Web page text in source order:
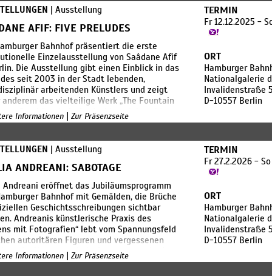
Maulbeerbaum, nach dem
Entwurf von Ela Pour. Er vereint Zer
– So | 10:30 – 18:30 Uhr
9 Euro / 0 Euro (ermäßigt)
| Ausstellung
AFIF: FIVE PRELUDES
Bahnhof präsentiert die erste
Einzelausstellung von Saâdane Afif
Die Ausstellung gibt einen Einblick in das
seit 2003 in der Stadt lebenden,
arbeitenden Künstlers und zeigt
das vielteilige Werk „The Fountain
Das künstlerische Archivprojekt, widmet
der prominentesten Kapitel der
Readymade „Fountain“ von Marcel
aus dem Jahr 1917. Afifs
kam 2023 als großzügige
zeigt es mit weiteren Werken, die
und mit feinem Humor die Institution
und das Prinzip der
hinterfragen.
Afifs Installationen, Objekte, Konzerte
TERMIN
Fr 12.12.2025 -
ORT
Hamburger
Nationalgalerie
Invalidenstraße
D-10557 Berlin
Informationen | Zur Präsenzseite
| Ausstellung
ANDREANI: SABOTAGE
Andreani eröffnet das Jubiläumsprogramm
Bahnhof mit Gemälden, die Brüche
Geschichtsschreibungen sichtbar
Andreanis künstlerische Praxis des
mit Fotografien“ lebt vom Spannungsfeld
autoritären Figuren und vergessenen
der Vergangenheit. Ausgangspunkt der
monochromen Gemälde, deren
TERMIN
Fr 27.2.2026 -
ORT
Hamburger
Nationalgalerie
Invalidenstraße
D-10557 Berlin
Informationen | Zur Präsenzseite